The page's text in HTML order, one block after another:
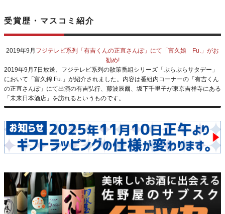
受賞歴・マスコミ紹介
2019年9月 フジテレビ系列「有吉くんの正直さんぽ」にて「富久娘 Fu.」がお
勧め!
2019年9月7日放送、フジテレビ系列の散策番組シリーズ「ぶらぶらサタデー」
において「富久錦 Fu.」が紹介されました。内容は番組内コーナーの「有吉くん
の正直さんぽ」にて出演の有吉弘行、藤波辰爾、坂下千里子が東京吉祥寺にある
「未来日本酒店」を訪れるというものです。